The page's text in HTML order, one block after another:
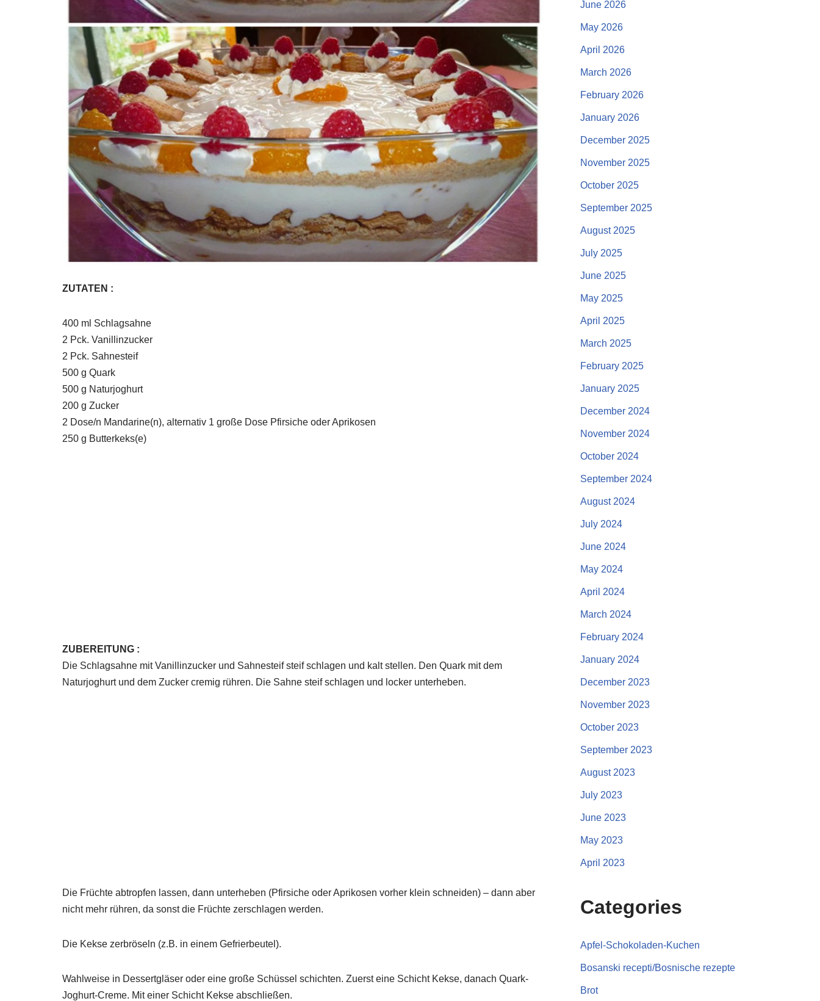
ZUTATEN :
400 ml Schlagsahne
2 Pck. Vanillinzucker
2 Pck. Sahnesteif
500 g Quark
500 g Naturjoghurt
200 g Zucker
2 Dose/n Mandarine(n), alternativ 1 große Dose Pfirsiche oder Aprikosen
250 g Butterkeks(e)
ZUBEREITUNG :
Die Schlagsahne mit Vanillinzucker und Sahnesteif steif schlagen und kalt stellen. Den Quark mit dem
Naturjoghurt und dem Zucker cremig rühren. Die Sahne steif schlagen und locker unterheben.
Die Früchte abtropfen lassen, dann unterheben (Pfirsiche oder Aprikosen vorher klein schneiden) – dann aber
nicht mehr rühren, da sonst die Früchte zerschlagen werden.
Die Kekse zerbröseln (z.B. in einem Gefrierbeutel).
Wahlweise in Dessertgläser oder eine große Schüssel schichten. Zuerst eine Schicht Kekse, danach Quark-
Joghurt-Creme. Mit einer Schicht Kekse abschließen.
June 2026
May 2026
April 2026
March 2026
February 2026
January 2026
December 2025
November 2025
October 2025
September 2025
August 2025
July 2025
June 2025
May 2025
April 2025
March 2025
February 2025
January 2025
December 2024
November 2024
October 2024
September 2024
August 2024
July 2024
June 2024
May 2024
April 2024
March 2024
February 2024
January 2024
December 2023
November 2023
October 2023
September 2023
August 2023
July 2023
June 2023
May 2023
April 2023
Categories
Apfel-Schokoladen-Kuchen
Bosanski recepti/Bosnische rezepte
Brot